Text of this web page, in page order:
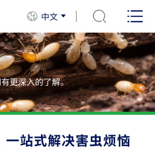
中文
更深入的了解。
一站式解决害虫烦恼